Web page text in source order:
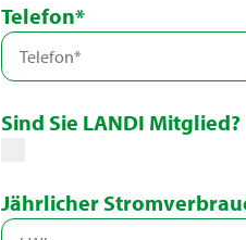
Telefon*
Sind Sie LANDI Mitglied?
Jährlicher